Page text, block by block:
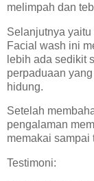
melimpah dan
Selanjutnya yaitu
Facial wash ini
lebih ada sedikit
perpaduaan
hidung.
Setelah
pengalaman
memakai sampai
Testimoni: